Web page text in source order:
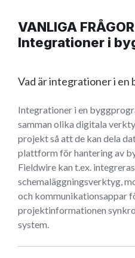
VANLIGA
Integrationer i
Vad är integrationer i en
Integrationer i en
samman olika digitala
projekt så att de kan dela
plattform för hantering av
Fieldwire kan t.ex.
schemaläggningsverktyg,
och kommunikationsappar
projektinformationen
system.